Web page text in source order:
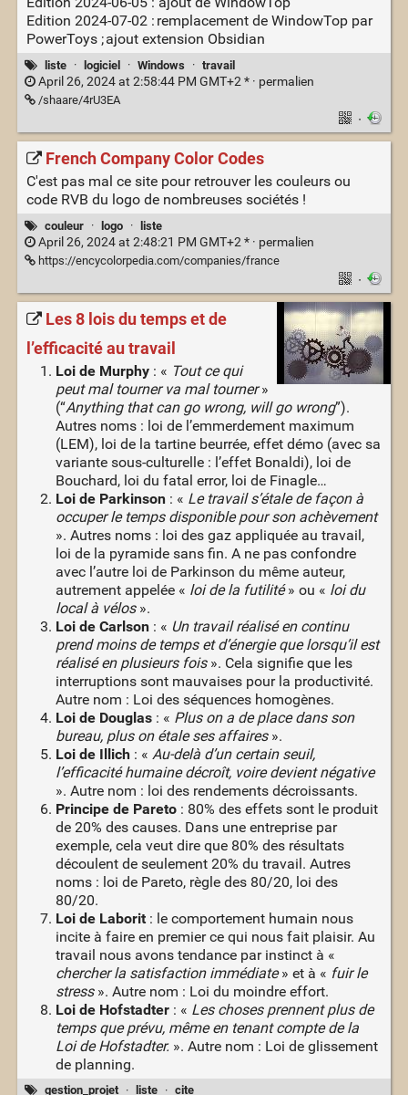
Edition 2024-07-02 : remplacement de WindowTop par
PowerToys ; ajout extension Obsidian
liste · logiciel · Windows · travail
April 26, 2024 at 2:58:44 PM GMT+2 * · permalien
/shaare/4rU3EA
·
French Company Color Codes
C'est pas mal ce site pour retrouver les couleurs ou
code RVB du logo de nombreuses sociétés !
couleur · logo · liste
April 26, 2024 at 2:48:21 PM GMT+2 * · permalien
https://encycolorpedia.com/companies/france
·
Les 8 lois du temps et de
l’efficacité au travail
Loi de Murphy: « Tout ce qui
peut mal tourner va mal tourner»
(“Anything that can go wrong, will go wrong”).
Autres noms : loi de l’emmerdement maximum
(LEM), loi de la tartine beurrée, effet démo (avec sa
variante sous-culturelle : l’effet Bonaldi), loi de
Bouchard, loi du fatal error, loi de Finagle…
Loi de Parkinson: « Le travail s’étale de façon à
occuper le temps disponible pour son achèvement
». Autres noms : loi des gaz appliquée au travail,
loi de la pyramide sans fin. A ne pas confondre
avec l’autre loi de Parkinson du même auteur,
autrement appelée « loi de la futilité» ou « loi du
local à vélos».
Loi de Carlson: « Un travail réalisé en continu
prend moins de temps et d’énergie que lorsqu’il est
réalisé en plusieurs fois». Cela signifie que les
interruptions sont mauvaises pour la productivité.
Autre nom : Loi des séquences homogènes.
Loi de Douglas: « Plus on a de place dans son
bureau, plus on étale ses affaires».
Loi de Illich: « Au-delà d’un certain seuil,
l’efficacité humaine décroît, voire devient négative
». Autre nom : loi des rendements décroissants.
Principe de Pareto: 80% des effets sont le produit
de 20% des causes. Dans une entreprise par
exemple, cela veut dire que 80% des résultats
découlent de seulement 20% du travail. Autres
noms : loi de Pareto, règle des 80/20, loi des
80/20.
Loi de Laborit: le comportement humain nous
incite à faire en premier ce qui nous fait plaisir. Au
travail nous avons tendance par instinct à «
chercher la satisfaction immédiate» et à « fuir le
stress». Autre nom : Loi du moindre effort.
Loi de Hofstadter: « Les choses prennent plus de
temps que prévu, même en tenant compte de la
Loi de Hofstadter.». Autre nom : Loi de glissement
de planning.
gestion_projet · liste · cite